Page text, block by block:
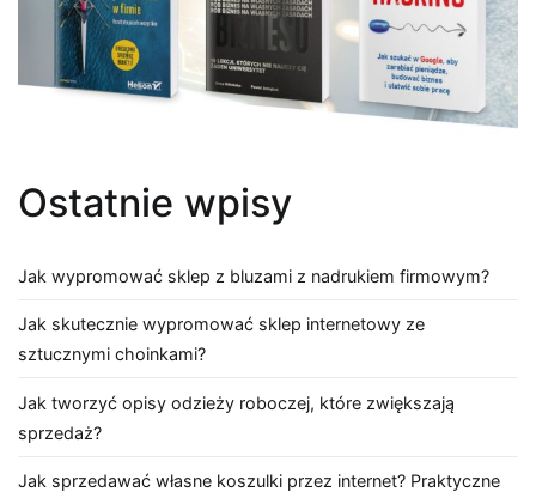
Ostatnie wpisy
Jak wypromować sklep z bluzami z nadrukiem firmowym?
Jak skutecznie wypromować sklep internetowy ze
sztucznymi choinkami?
Jak tworzyć opisy odzieży roboczej, które zwiększają
sprzedaż?
Jak sprzedawać własne koszulki przez internet? Praktyczne